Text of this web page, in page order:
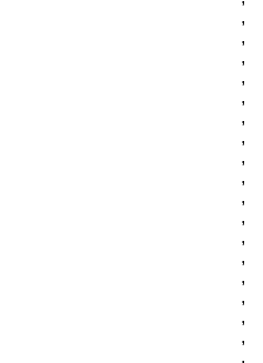
,
,
,
,
,
,
,
,
,
,
,
,
,
,
,
,
,
,